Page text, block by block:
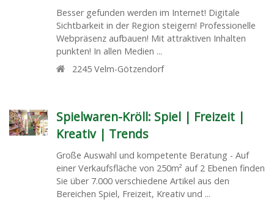
Besser gefunden werden im Internet! Digitale
Sichtbarkeit in der Region steigern! Professionelle
Webpräsenz aufbauen! Mit attraktiven Inhalten
punkten! In allen Medien ...
2245 Velm-Götzendorf
Spielwaren-Kröll: Spiel | Freizeit |
Kreativ | Trends
Große Auswahl und kompetente Beratung - Auf
einer Verkaufsfläche von 250m² auf 2 Ebenen finden
Sie über 7.000 verschiedene Artikel aus den
Bereichen Spiel, Freizeit, Kreativ und ...